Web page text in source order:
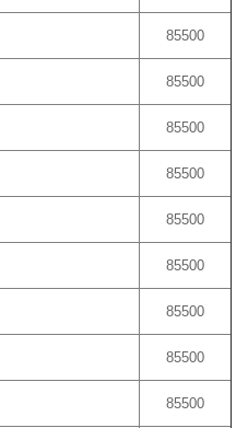
85500
85500
85500
85500
85500
85500
85500
85500
85500